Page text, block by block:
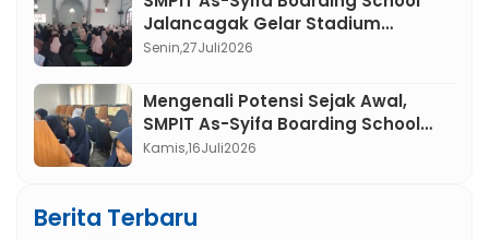
Jalancagak Gelar Stadium
General Bertema Akhlak Mulia
Senin,27Juli2026
Mengenali Potensi Sejak Awal,
SMPIT As-Syifa Boarding School
Jalancagak Gelar Tes Al-Qur’an
Kamis,16Juli2026
Berita Terbaru